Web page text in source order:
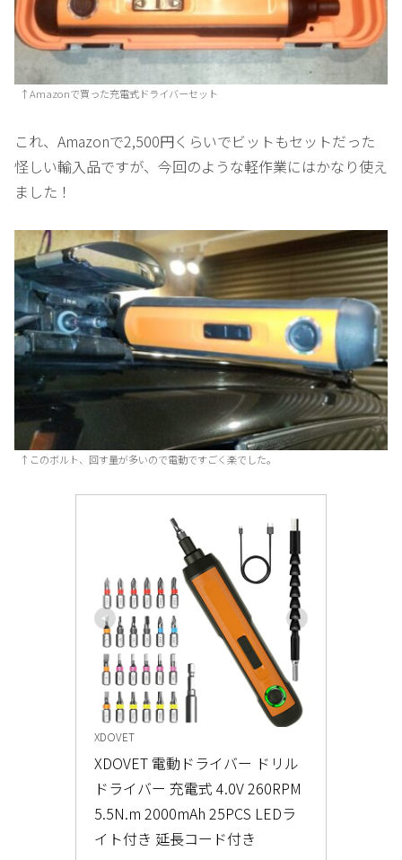
↑Amazonで買った充電式ドライバーセット
これ、Amazonで2,500円くらいでビットもセットだった
怪しい輸入品ですが、今回のような軽作業にはかなり使え
ました！
↑このボルト、回す量が多いので電動ですごく楽でした。
XDOVET
XDOVET 電動ドライバー ドリル
ドライバー 充電式 4.0V 260RPM
5.5N.m 2000mAh 25PCS LEDラ
イト付き 延長コード付き